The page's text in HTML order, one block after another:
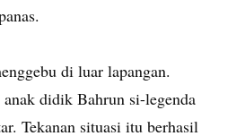
di luar lapangan.
didik Bahrun si-legenda
Tekanan situasi itu berhasil